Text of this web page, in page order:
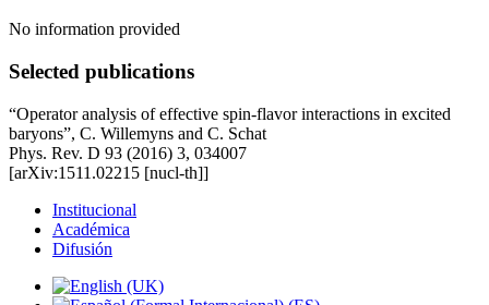
No information provided
Selected publications
“Operator analysis of effective spin-flavor interactions in excited
baryons”, C. Willemyns and C. Schat
Phys. Rev. D 93 (2016) 3, 034007
[arXiv:1511.02215 [nucl-th]]
Institucional
Académica
Difusión